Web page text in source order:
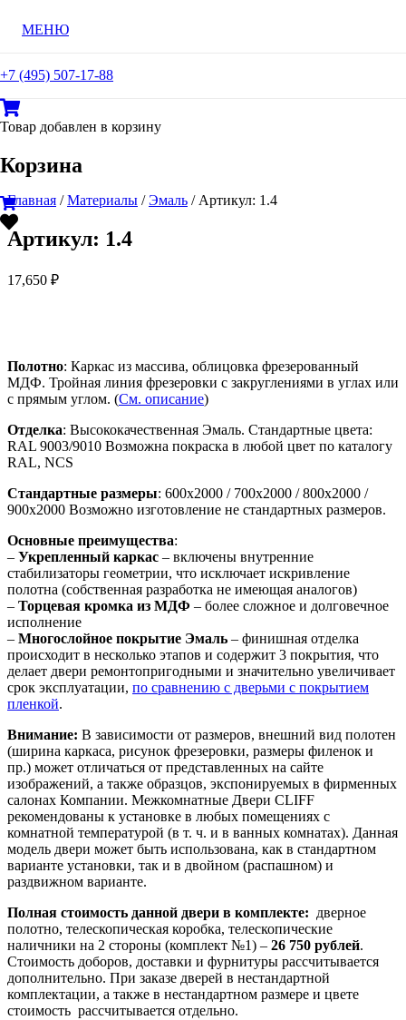
МЕНЮ
+7 (495) 507-17-88
Товар добавлен в корзину
Корзина
Главная /Материалы /Эмаль / Артикул: 1.4
Артикул: 1.4
17,650 ₽
Полотно: Каркас из массива, облицовка фрезерованный
МДФ. Тройная линия фрезеровки с закруглениями в углах или
с прямым углом. (См. описание)
Отделка: Высококачественная Эмаль. Стандартные цвета:
RAL 9003/9010 Возможна покраска в любой цвет по каталогу
RAL, NCS
Стандартные размеры: 600х2000 / 700х2000 / 800х2000 /
900х2000 Возможно изготовление не стандартных размеров.
Основные преимущества:
– Укрепленный каркас – включены внутренние
стабилизаторы геометрии, что исключает искривление
полотна (собственная разработка не имеющая аналогов)
– Торцевая кромка из МДФ – более сложное и долговечное
исполнение
– Многослойное покрытие Эмаль – финишная отделка
происходит в несколько этапов и содержит 3 покрытия, что
делает двери ремонтопригодными и значительно увеличивает
срок эксплуатации, по сравнению с дверьми с покрытием
пленкой.
Внимание: В зависимости от размеров, внешний вид полотен
(ширина каркаса, рисунок фрезеровки, размеры филенок и
пр.) может отличаться от представленных на сайте
изображений, а также образцов, экспонируемых в фирменных
салонах Компании. Межкомнатные Двери CLIFF
рекомендованы к установке в любых помещениях с
комнатной температурой (в т. ч. и в ванных комнатах). Данная
модель двери может быть использована, как в стандартном
варианте установки, так и в двойном (распашном) и
раздвижном варианте.
Полная стоимость данной двери в комплекте: дверное
полотно, телескопическая коробка, телескопические
наличники на 2 стороны (комплект №1) – 26 750 рублей.
Стоимость доборов, доставки и фурнитуры рассчитывается
дополнительно. При заказе дверей в нестандартной
комплектации, а также в нестандартном размере и цвете
стоимость рассчитывается отдельно.